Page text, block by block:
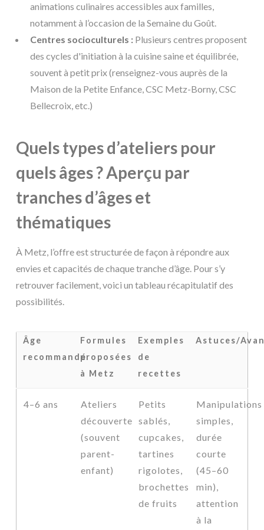
animations culinaires accessibles aux familles,
notamment à l’occasion de la Semaine du Goût.
Centres socioculturels : Plusieurs centres proposent
des cycles d'initiation à la cuisine saine et équilibrée,
souvent à petit prix (renseignez-vous auprès de la
Maison de la Petite Enfance, CSC Metz-Borny, CSC
Bellecroix, etc.)
Quels types d’ateliers pour
quels âges ? Aperçu par
tranches d’âges et
thématiques
À Metz, l’offre est structurée de façon à répondre aux
envies et capacités de chaque tranche d’âge. Pour s’y
retrouver facilement, voici un tableau récapitulatif des
possibilités.
Âge
recommandé
Formules
proposées
à Metz
Exemples
de
recettes
Astuces/
4–6 ans
Ateliers
découverte
(souvent
parent-
enfant)
Petits
sablés,
cupcakes,
tartines
rigolotes,
brochettes
de fruits
Manipulations
simples,
durée
courte
(45–60
min),
attention
à la